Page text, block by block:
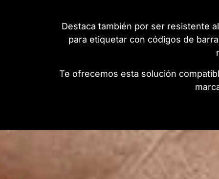
Destaca también por ser resistente
para etiquetar con códigos de
Te ofrecemos esta solución